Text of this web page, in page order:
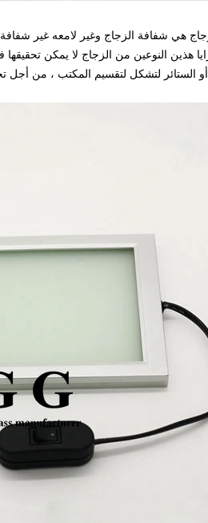
هي شفافة الزجاج وغير لامعه غير
هذين النوعين من الزجاج لا يمكن
أو الستائر لتشكل لتقسيم المكتب ، من